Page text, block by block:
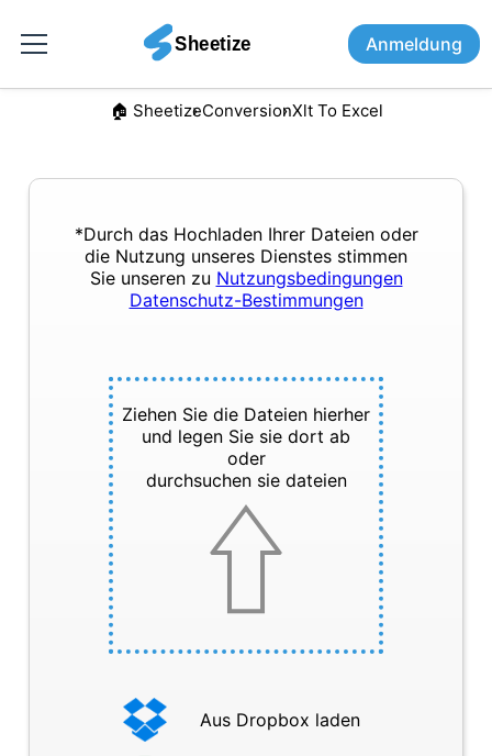
Anmeldung
🏠︎ SheetizeConversionXlt To Excel
*Durch das Hochladen Ihrer Dateien oder
die Nutzung unseres Dienstes stimmen
Sie unseren zu Nutzungsbedingungen
Datenschutz-Bestimmungen
Ziehen Sie die Dateien hierher
und legen Sie sie dort ab
oder
durchsuchen sie dateien
Aus Dropbox laden